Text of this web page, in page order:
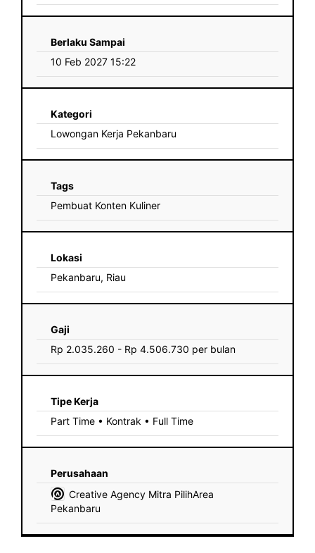
Berlaku Sampai
10 Feb 2027 15:22
Kategori
Lowongan Kerja Pekanbaru
Tags
Pembuat Konten Kuliner
Lokasi
Pekanbaru, Riau
Gaji
Rp 2.035.260 - Rp 4.506.730 per bulan
Tipe Kerja
Part Time • Kontrak • Full Time
Perusahaan
Creative Agency Mitra PilihArea
Pekanbaru